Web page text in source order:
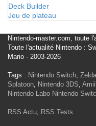
Deck Builder
Jeu de plateau
Nintendo-master.com, toute
Toute l'actualité Nintendo :
Mario - 2003-2026
Tags : Nintendo Switch, Zelda
Splatoon, Nintendo 3DS,
Nintendo Labo Nintendo
RSS Actu, RSS Tests